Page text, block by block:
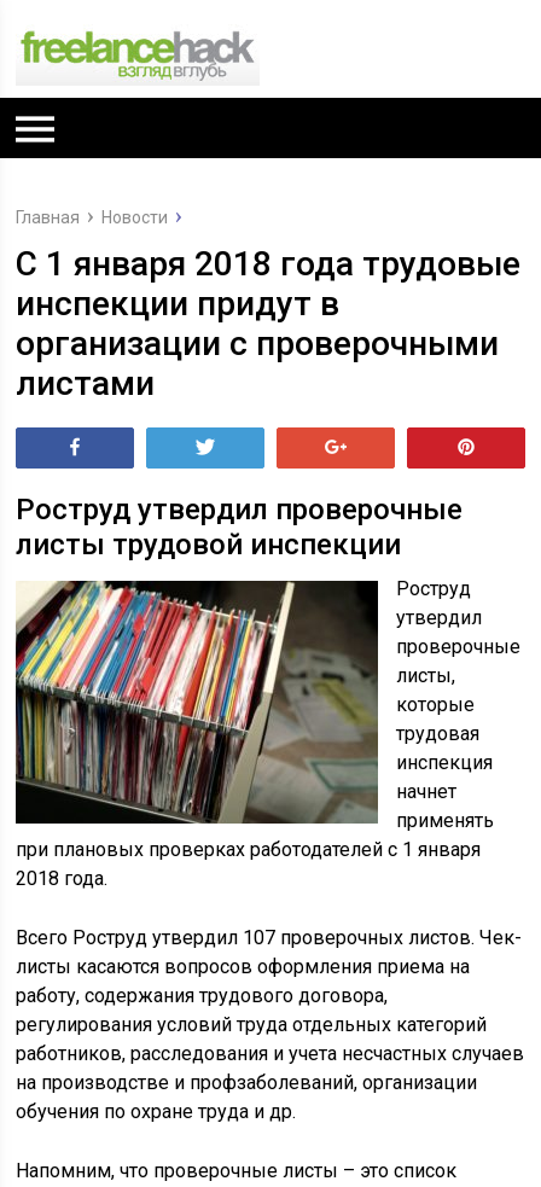
Главная Новости
С 1 января 2018 года трудовые
инспекции придут в
организации с проверочными
листами
Роструд утвердил проверочные
листы трудовой инспекции
Роструд
утвердил
проверочные
листы,
которые
трудовая
инспекция
начнет
применять
при плановых проверках работодателей с 1 января
2018 года.
Всего Роструд утвердил 107 проверочных листов. Чек-
листы касаются вопросов оформления приема на
работу, содержания трудового договора,
регулирования условий труда отдельных категорий
работников, расследования и учета несчастных случаев
на производстве и профзаболеваний, организации
обучения по охране труда и др.
Напомним, что проверочные листы – это список